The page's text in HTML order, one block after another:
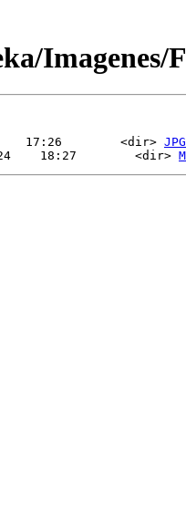
Imagenes/
17:26        <dir> JPG
18:27        <dir>